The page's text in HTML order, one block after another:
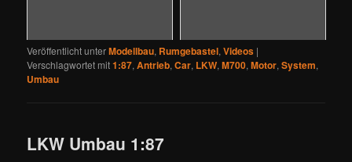
Veröffentlicht unterModellbau, Rumgebastel,Videos |
Verschlagwortet mit1:87,Antrieb,Car, LKW,M700,Motor,System,
Umbau
LKW Umbau 1:87